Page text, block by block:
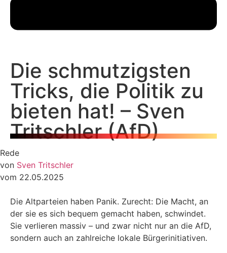
Die schmutzigsten
Tricks, die Politik zu
bieten hat! – Sven
Tritschler (AfD)
Rede
von Sven Tritschler
vom 22.05.2025
Die Altparteien haben Panik. Zurecht: Die Macht, an
der sie es sich bequem gemacht haben, schwindet.
Sie verlieren massiv – und zwar nicht nur an die AfD,
sondern auch an zahlreiche lokale Bürgerinitiativen.